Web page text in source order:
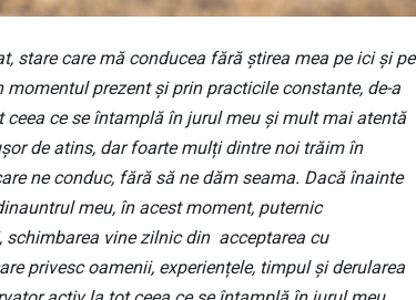
stare care mă conducea fără știrea mea pe ici și pe
prezent și prin practicile constante, de-a
ce se întamplă în jurul meu și mult mai atentă
de atins, dar foarte mulți dintre noi trăim în
ne conduc, fără să ne dăm seama. Dacă înainte
meu, în acest moment, puternic
vine zilnic din acceptarea cu
privesc oamenii, experiențele, timpul și derularea